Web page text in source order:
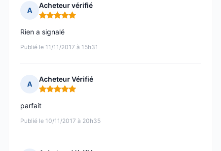
A
Acheteur vérifié
Note : 5 sur 5
Publié le 11/11/2017 à 15h31
Rien a signalé
A
Acheteur Vérifié
Note : 5 sur 5
Publié le 10/11/2017 à 20h35
parfait